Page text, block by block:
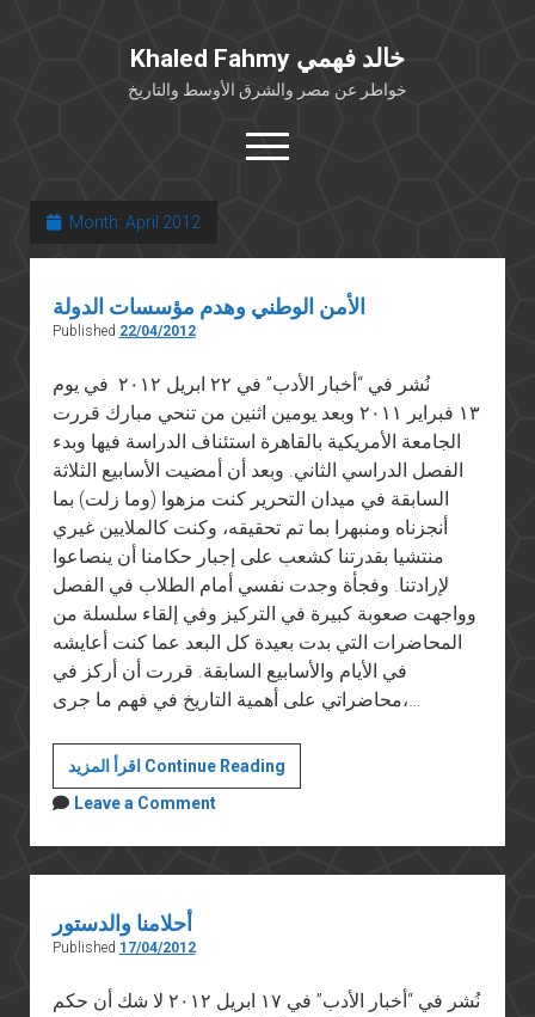
Khaled Fahmy خالد فهمي
خواطر عن مصر والشرق الأوسط والتاريخ
open
menu
كتابات أكاديمية
بوستات من فيسبوك
مقابلات في الإعلام
Languages
Month: April 2012
الأمن الوطني وهدم مؤسسات الدولة
Published 22/04/2012
نُشر في “أخبار الأدب” في ٢٢ ابريل ٢٠١٢ في يوم
١٣ فبراير ٢٠١١ وبعد يومين اثنين من تنحي مبارك قررت
الجامعة الأمريكية بالقاهرة استئناف الدراسة فيها وبدء
الفصل الدراسي الثاني. وبعد أن أمضيت الأسابيع الثلاثة
السابقة في ميدان التحرير كنت مزهوا (وما زلت) بما
أنجزناه ومنبهرا بما تم تحقيقه، وكنت كالملايين غيري
منتشيا بقدرتنا كشعب على إجبار حكامنا أن ينصاعوا
لإرادتنا. وفجأة وجدت نفسي أمام الطلاب في الفصل
وواجهت صعوبة كبيرة في التركيز وفي إلقاء سلسلة من
المحاضرات التي بدت بعيدة كل البعد عما كنت أعايشه
في الأيام والأسابيع السابقة. قررت أن أركز في
محاضراتي على أهمية التاريخ في فهم ما جرى،…
اقرأ المزيد Continue Readingالأمن
الوطني
مؤسسات
الدولة
Leave a Comment
أحلامنا والدستور
Published 17/04/2012
نُشر في “أخبار الأدب” في ١٧ ابريل ٢٠١٢ لا شك أن حكم